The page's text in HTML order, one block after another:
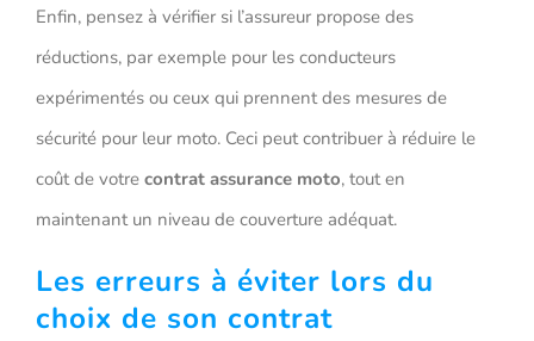
Enfin, pensez à vérifier si l’assureur propose des
réductions, par exemple pour les conducteurs
expérimentés ou ceux qui prennent des mesures de
sécurité pour leur moto. Ceci peut contribuer à réduire le
coût de votre contrat assurance moto, tout en
maintenant un niveau de couverture adéquat.
Les erreurs à éviter lors du
choix de son contrat